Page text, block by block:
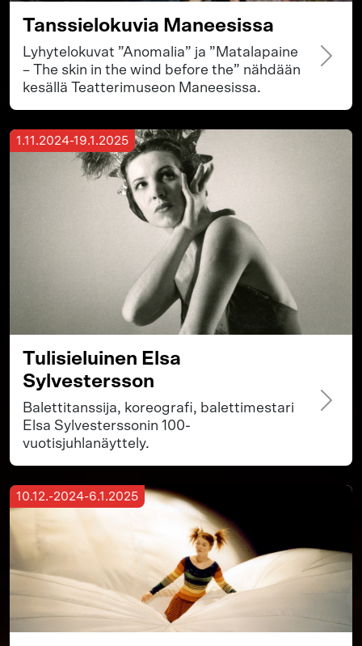
Tanssielokuvia Maneesissa
Lyhytelokuvat ”Anomalia” ja ”Matalapaine
– The skin in the wind before the” nähdään
kesällä Teatterimuseon Maneesissa.
1.11.2024-19.1.2025
Tulisieluinen Elsa
Sylvestersson
Balettitanssija, koreografi, balettimestari
Elsa Sylvesterssonin 100-
vuotisjuhlanäyttely.
10.12.-2024-6.1.2025